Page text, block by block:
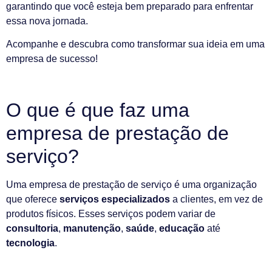
garantindo que você esteja bem preparado para enfrentar
essa nova jornada.
Acompanhe e descubra como transformar sua ideia em uma
empresa de sucesso!
O que é que faz uma
empresa de prestação de
serviço?
Uma empresa de prestação de serviço é uma organização
que oferece serviços especializados a clientes, em vez de
produtos físicos. Esses serviços podem variar de
consultoria, manutenção, saúde, educação até
tecnologia.